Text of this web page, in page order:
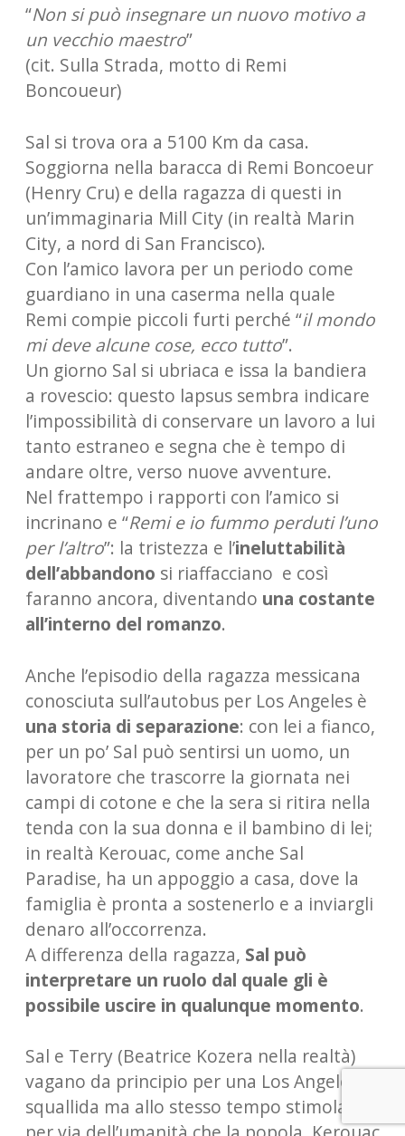
“Non si può insegnare un nuovo motivo a
un vecchio maestro”
(cit. Sulla Strada, motto di Remi
Boncoueur)
Sal si trova ora a 5100 Km da casa.
Soggiorna nella baracca di Remi Boncoeur
(Henry Cru) e della ragazza di questi in
un’immaginaria Mill City (in realtà Marin
City, a nord di San Francisco).
Con l’amico lavora per un periodo come
guardiano in una caserma nella quale
Remi compie piccoli furti perché “il mondo
mi deve alcune cose, ecco tutto”.
Un giorno Sal si ubriaca e issa la bandiera
a rovescio: questo lapsus sembra indicare
l’impossibilità di conservare un lavoro a lui
tanto estraneo e segna che è tempo di
andare oltre, verso nuove avventure.
Nel frattempo i rapporti con l’amico si
incrinano e “Remi e io fummo perduti l’uno
per l’altro”: la tristezza e l’ineluttabilità
dell’abbandono si riaffacciano e così
faranno ancora, diventando una costante
all’interno del romanzo.
Anche l’episodio della ragazza messicana
conosciuta sull’autobus per Los Angeles è
una storia di separazione: con lei a fianco,
per un po’ Sal può sentirsi un uomo, un
lavoratore che trascorre la giornata nei
campi di cotone e che la sera si ritira nella
tenda con la sua donna e il bambino di lei;
in realtà Kerouac, come anche Sal
Paradise, ha un appoggio a casa, dove la
famiglia è pronta a sostenerlo e a inviargli
denaro all’occorrenza.
A differenza della ragazza, Sal può
interpretare un ruolo dal quale gli è
possibile uscire in qualunque momento.
Sal e Terry (Beatrice Kozera nella realtà)
vagano da principio per una Los Angeles
squallida ma allo stesso tempo stimolante